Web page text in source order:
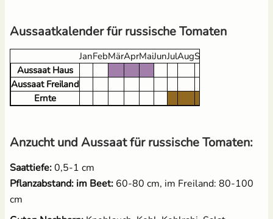
3,60 € 1,99 € 2,49 €
Zellulosefasern
(kompostierbar)
2,49 €UVP3,10 €
Aussaatkalender für russische Tomaten
JanFebMärAprMaiJunJulAugSep
Aussaat Haus
Aussaat Freiland
Ernte
Anzucht und Aussaat für russische Tomaten:
Saattiefe:0,5-1 cm
Pflanzabstand: im Beet: 60-80 cm, im Freiland: 80-100
cm